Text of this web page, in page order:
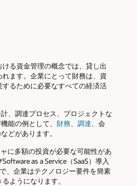
る資金管理の概念では、貸し出
ます。企業にとって財務は、資
るために必要なすべての経済活
、調達プロセス、プロジェクトな
能の例として、 財務、調達、会
どがあります。
に多額の投資が必要な可能性があ
as a Service（SaaS）導入
、企業はテクノロジー要件を簡素
ようになります。